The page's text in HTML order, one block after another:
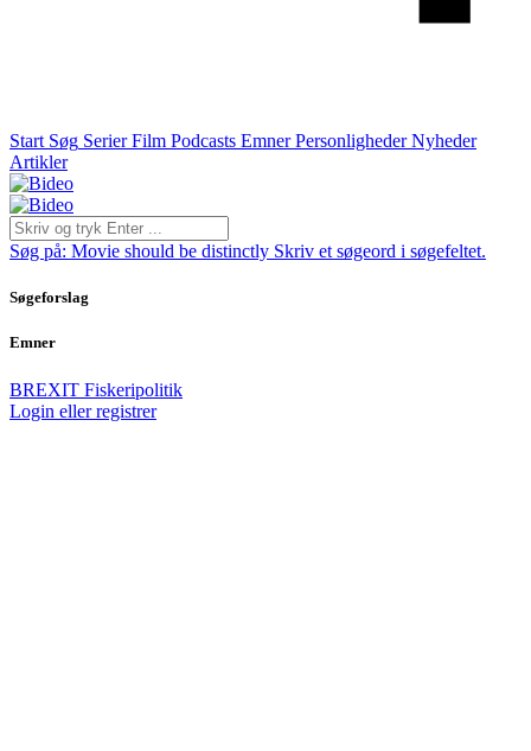
Start Søg Serier Film Podcasts Emner Personligheder Nyheder
Artikler
Søg på: Movie should be distinctly Skriv et søgeord i søgefeltet.
Søgeforslag
Emner
BREXIT Fiskeripolitik
Login eller registrer